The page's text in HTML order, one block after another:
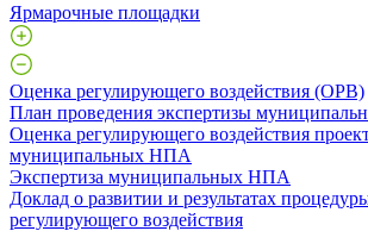
Ярмарочные площадки
Оценка регулирующего воздействия (ОРВ)
План проведения экспертизы
Оценка регулирующего воздействия
муниципальных НПА
Экспертиза муниципальных НПА
Доклад о развитии и результатах
регулирующего воздействия